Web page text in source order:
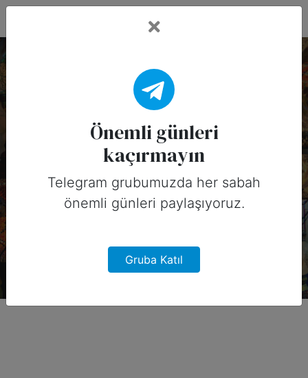
13 Mart, 2026 Tarihinin
Önemli Günleri
(Amerika)
13 Mart, 2026 tarihinde Amerika için
sosyal medyada paylaşabileceğiniz
önemli günler
Önemli günleri
kaçırmayın
Telegram grubumuzda her sabah
önemli günleri paylaşıyoruz.
Gruba Katıl